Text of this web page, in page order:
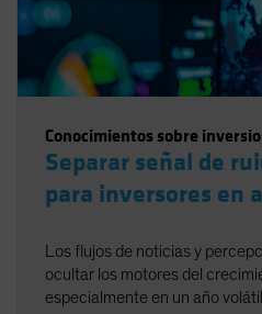
Conocimientos sobre
Separar señal de
para inversores en
Los flujos de noticias y
ocultar los motores del
especialmente en un año